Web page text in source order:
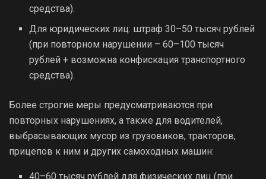
средства).
Для юридических лиц: штраф 30–50 тысяч рублей
(при повторном нарушении – 60–100 тысяч
рублей + возможна конфискация транспортного
средства).
Более строгие меры предусматриваются при
повторных нарушениях, а также для водителей,
выбрасывающих мусор из грузовиков, тракторов,
прицепов к ним и других самоходных машин:
40–60 тысяч рублей для физических лиц (при